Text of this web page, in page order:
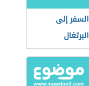
السفر إلى
البرتغال